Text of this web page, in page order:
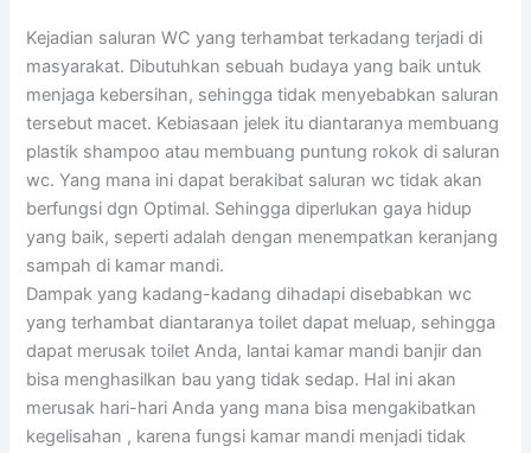
Kejadian saluran WC yang terhambat terkadang terjadi di
masyarakat. Dibutuhkan sebuah budaya yang baik untuk
menjaga kebersihan, sehingga tidak menyebabkan saluran
tersebut macet. Kebiasaan jelek itu diantaranya membuang
plastik shampoo atau membuang puntung rokok di saluran
wc. Yang mana ini dapat berakibat saluran wc tidak akan
berfungsi dgn Optimal. Sehingga diperlukan gaya hidup
yang baik, seperti adalah dengan menempatkan keranjang
sampah di kamar mandi.
Dampak yang kadang-kadang dihadapi disebabkan wc
yang terhambat diantaranya toilet dapat meluap, sehingga
dapat merusak toilet Anda, lantai kamar mandi banjir dan
bisa menghasilkan bau yang tidak sedap. Hal ini akan
merusak hari-hari Anda yang mana bisa mengakibatkan
kegelisahan , karena fungsi kamar mandi menjadi tidak